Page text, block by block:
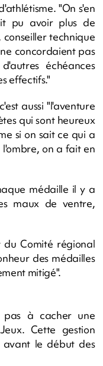
"On s'en
pu avoir plus de
technique
concordaient pas
échéances
effectifs."
aussi "l'aventure
qui sont heureux
si on sait ce qui a
on a fait en
médaille il y a
maux de ventre,
du Comité régional
des médailles
mitigé".
pas à cacher une
Cette gestion
avant le début des